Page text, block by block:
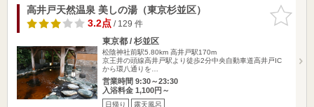
お気に入
りに追加
高井戸天然温泉 美しの湯（東京杉並区）
3.2点/ 129 件
東京都 / 杉並区
松陰神社前駅5.80km 高井戸駅170m
京王井の頭線高井戸駅より徒歩2分中央自動車道高井戸IC
から環八通りを…
営業時間 9:30～23:30
入浴料金 1,100円～
日帰り 露天風呂